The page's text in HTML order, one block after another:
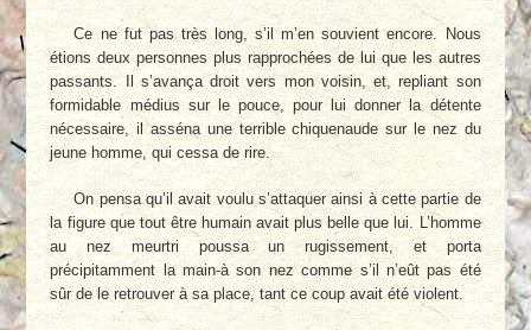
Ce ne fut pas très long, s’il m’en souvient encore. Nous
étions deux personnes plus rapprochées de lui que les autres
passants. Il s’avança droit vers mon voisin, et, repliant son
formidable médius sur le pouce, pour lui donner la détente
nécessaire, il asséna une terrible chiquenaude sur le nez du
jeune homme, qui cessa de rire.
On pensa qu’il avait voulu s’attaquer ainsi à cette partie de
la figure que tout être humain avait plus belle que lui. L’homme
au nez meurtri poussa un rugissement, et porta
précipitamment la main-à son nez comme s’il n’eût pas été
sûr de le retrouver à sa place, tant ce coup avait été violent.